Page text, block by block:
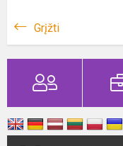
Grįžti